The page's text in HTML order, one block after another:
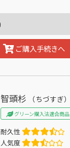
ご購入手続きへ
智頭杉 （ちづすぎ）
グリーン購入法適合商品
耐久性
人気度